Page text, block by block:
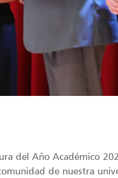
del Año Académico
de nuestra